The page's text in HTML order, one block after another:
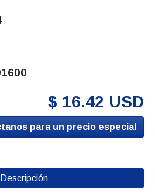
$ 16.42 USD
para un precio especial
Descripción